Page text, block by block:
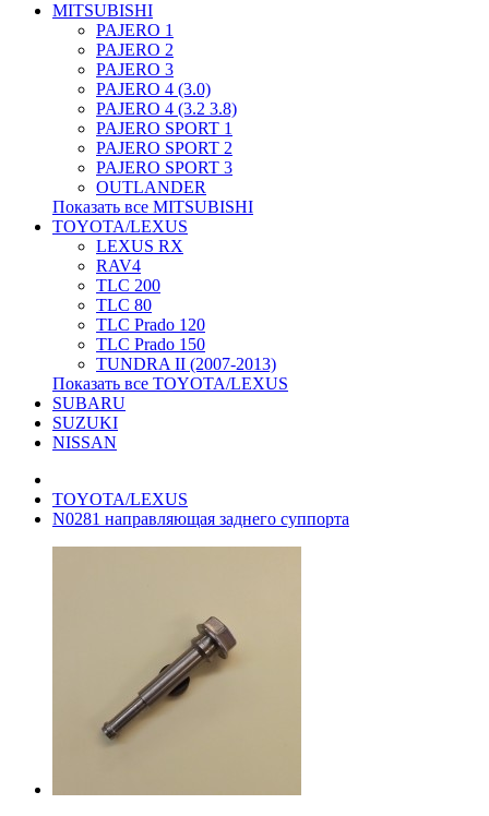
MITSUBISHI
PAJERO 1
PAJERO 2
PAJERO 3
PAJERO 4 (3.0)
PAJERO 4 (3.2 3.8)
PAJERO SPORT 1
PAJERO SPORT 2
PAJERO SPORT 3
OUTLANDER
Показать все MITSUBISHI
TOYOTA/LEXUS
LEXUS RX
RAV4
TLC 200
TLC 80
TLC Prado 120
TLC Prado 150
TUNDRA II (2007-2013)
Показать все TOYOTA/LEXUS
SUBARU
SUZUKI
NISSAN
TOYOTA/LEXUS
N0281 направляющая заднего суппорта